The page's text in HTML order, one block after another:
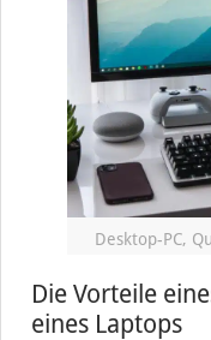
Desktop-PC,
Die Vorteile
eines Laptops